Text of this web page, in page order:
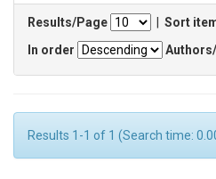
Results/Page
Sort
In order
Results 1-1 of 1 (Search time: